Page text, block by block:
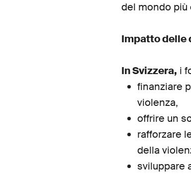
del mondo
Impatto delle
In Svizzera, i
finanziare
violenza,
offrire un
rafforzare
della
sviluppare